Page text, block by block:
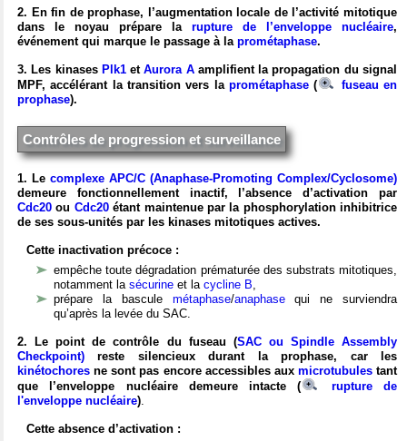
2. En fin de prophase, l’augmentation locale de l’activité mitotique
dans le noyau prépare la rupture de l’enveloppe nucléaire,
événement qui marque le passage à la prométaphase.
3. Les kinases Plk1etAurora Aamplifient la propagation du signal
MPF, accélérant la transition vers la prométaphase (
fuseau en
prophase).
Contrôles de progression et surveillance
1. Le complexe APC/C (Anaphase-Promoting Complex/Cyclosome)
demeure fonctionnellement inactif, l’absence d’activation par
Cdc20 ou Cdc20étant maintenue par la phosphorylation inhibitrice
de ses sous-unités par les kinases mitotiques actives.
Cette inactivation précoce :
empêche toute dégradation prématurée des substrats mitotiques,
notamment la sécurine et la cycline B,
prépare la bascule métaphase/anaphasequi ne surviendra
qu’après la levée du SAC.
2. Le point de contrôle du fuseau (SAC ou Spindle Assembly
Checkpoint) reste silencieux durant la prophase, car les
kinétochores ne sont pas encore accessibles aux microtubulestant
que l’enveloppe nucléaire demeure intacte (
rupture de
l'enveloppe nucléaire).
Cette absence d’activation :